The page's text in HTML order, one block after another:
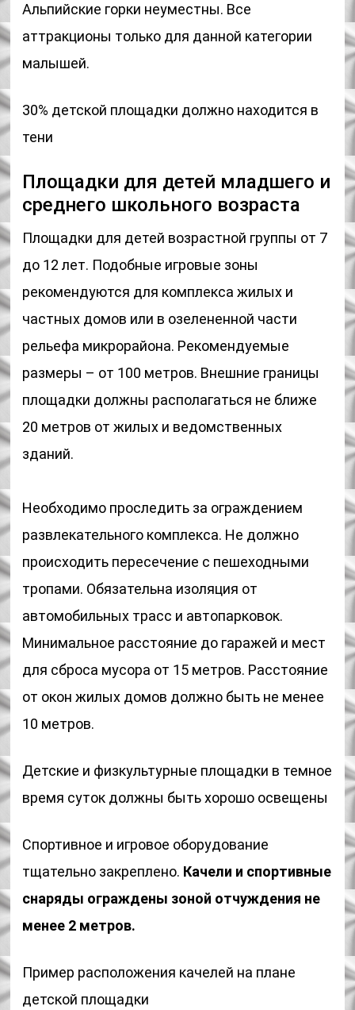
Альпийские горки неуместны. Все
аттракционы только для данной категории
малышей.
30% детской площадки должно находится в
тени
Площадки для детей младшего и
среднего школьного возраста
Площадки для детей возрастной группы от 7
до 12 лет. Подобные игровые зоны
рекомендуются для комплекса жилых и
частных домов или в озелененной части
рельефа микрорайона. Рекомендуемые
размеры – от 100 метров. Внешние границы
площадки должны располагаться не ближе
20 метров от жилых и ведомственных
зданий.
Необходимо проследить за ограждением
развлекательного комплекса. Не должно
происходить пересечение с пешеходными
тропами. Обязательна изоляция от
автомобильных трасс и автопарковок.
Минимальное расстояние до гаражей и мест
для сброса мусора от 15 метров. Расстояние
от окон жилых домов должно быть не менее
10 метров.
Детские и физкультурные площадки в темное
время суток должны быть хорошо освещены
Спортивное и игровое оборудование
тщательно закреплено. Качели и спортивные
снаряды ограждены зоной отчуждения не
менее 2 метров.
Пример расположения качелей на плане
детской площадки